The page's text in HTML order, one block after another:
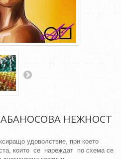
АБАНОСОВА НЕЖНОСТ
удоволствие, при което
които се нареждат по схема се